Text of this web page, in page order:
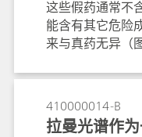
这些假药通常不
能含有其它危险
来与真药无异（
芬太尼假冒阿普
假药普遍存在，
疑似假药的技术
410000014-B
拉曼光谱作